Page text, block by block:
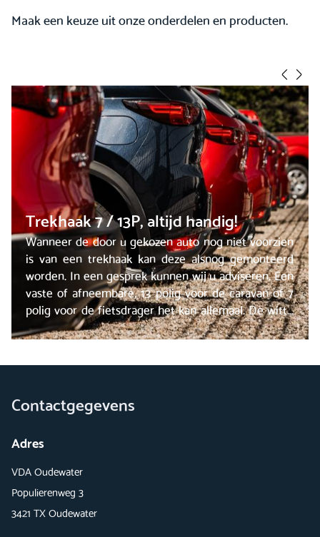
Maak een keuze uit onze onderdelen en producten.
Trekhaak 7 / 13P, altijd handig!
Wanneer de door u gekozen auto nog niet voorzien
is van een trekhaak kan deze alsnog gemonteerd
worden. In een gesprek kunnen wij u adviseren. Een
vaste of afneembare, 13 polig voor de caravan of 7
polig voor de fietsdrager het kan allemaal. De witte
plaat krijgt u erbij!
Contactgegevens
Adres
VDA Oudewater
Populierenweg 3
3421 TX Oudewater